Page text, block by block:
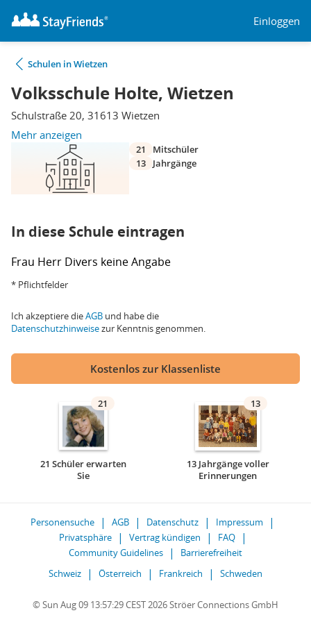
Einloggen
Schulen in Wietzen
Volksschule Holte, Wietzen
Schulstraße 20, 31613 Wietzen
Mehr anzeigen
21
Mitschüler
13
Jahrgänge
In diese Schule eintragen
Frau Herr Divers keine Angabe
* Pflichtfelder
Ich akzeptiere dieAGB und habe die
Datenschutzhinweisezur Kenntnis genommen.
Kostenlos zur Klassenliste
21
21 Schüler erwarten
Sie
13
13 Jahrgänge voller
Erinnerungen
Personensuche AGB Datenschutz
Impressum
Privatsphäre
Vertrag kündigen
FAQ
Community Guidelines
Barrierefreiheit
Schweiz
Österreich Frankreich Schweden
© Sun Aug 09 13:57:29 CEST 2026 Ströer Connections GmbH